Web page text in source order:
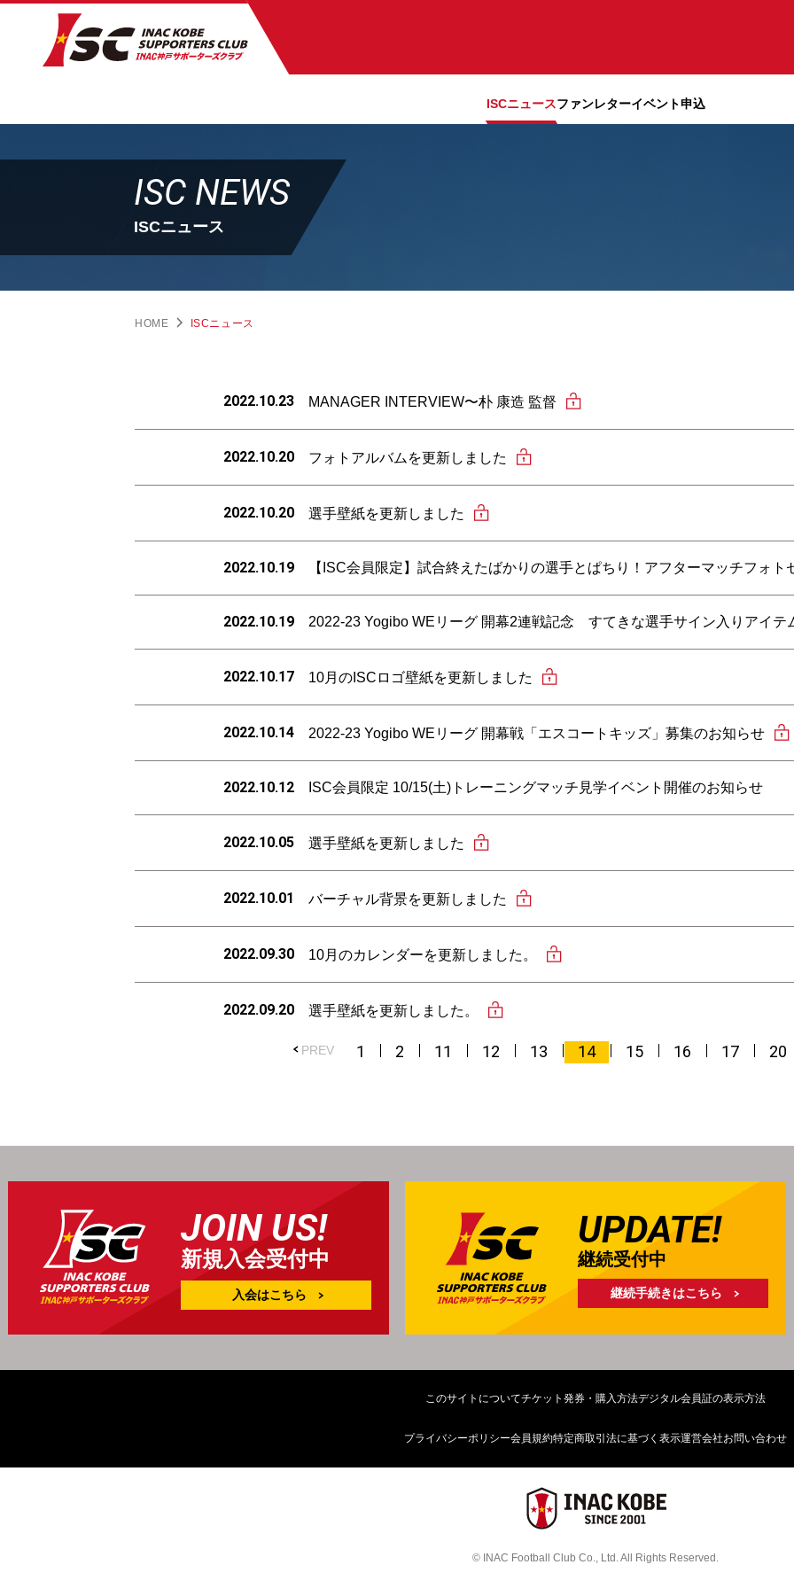
ISCニュースファンレターイベント申込
ISC NEWS
ISCニュース
HOME ISCニュース
2022.10.23 MANAGER INTERVIEW〜朴 康造 監督
2022.10.20 フォトアルバムを更新しました
2022.10.20 選手壁紙を更新しました
2022.10.19 【ISC会員限定】試合終えたばかりの選手とぱちり！アフターマッチフォト
2022.10.19 2022-23 Yogibo WEリーグ 開幕2連戦記念 すてきな選手サイン入りアイテ
2022.10.17 10月のISCロゴ壁紙を更新しました
2022.10.14 2022-23 Yogibo WEリーグ 開幕戦「エスコートキッズ」募集のお知らせ
2022.10.12 ISC会員限定 10/15(土)トレーニングマッチ見学イベント開催のお知らせ
2022.10.05 選手壁紙を更新しました
2022.10.01 バーチャル背景を更新しました
2022.09.30 10月のカレンダーを更新しました。
2022.09.20 選手壁紙を更新しました。
PREV 1 2 11 12 13 14 15 16 17 20
JOIN US!
新規入会受付中
入会はこちら
UPDATE!
継続受付中
継続手続きはこちら
このサイトについてチケット発券・購入方法デジタル会員証の表示方法
プライバシーポリシー会員規約特定商取引法に基づく表示運営会社お問い合わせ
© INAC Football Club Co., Ltd. All Rights Reserved.